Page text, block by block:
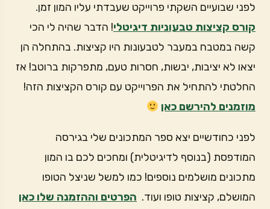
לפני שבועיים השקתי פרוייקט שעבדתי עליו המון זמן.
קורס קציצות טבעוניות דיגיטלי! הדבר שהיה לי הכי
קשה במטבח במעבר לטבעונות היו קציצות. בהתחלה הן
יצאו לא יציבות, יבשות, חסרות טעם, מתפרקות ברוטב! אז
החלטתי להתחיל את הפרוייקט עם קורס הקציצות הזה!
מוזמנים להירשם כאן
לפני כחודשיים יצא ספר המתכונים שלי בגירסה
המודפסת (בנוסף לדיגיטלית) ומחכים לכם בו המון
מתכונים מושלמים נוספים! כמו למשל שניצל הטופו
המושלם, קציצות טופו ועוד. הפרטים וההזמנה שלו כאן